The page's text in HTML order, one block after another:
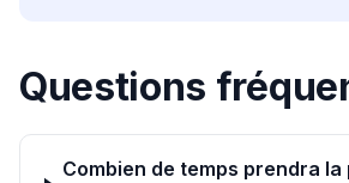
Questions
Combien de temps prendra